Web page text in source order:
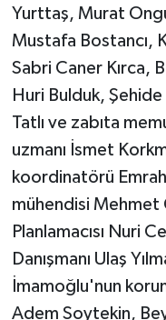
Yurttaş, Murat
Mustafa Bostancı,
Sabri Caner Kırca,
Huri Bulduk,
Tatlı ve zabıta
uzmanı İsmet
koordinatörü
mühendisi Mehmet
Planlamacısı Nuri
Danışmanı Ulaş
İmamoğlu'nun
Adem Soytekin,